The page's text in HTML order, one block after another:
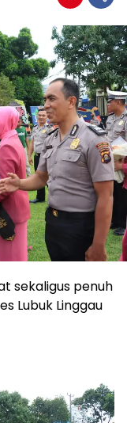
sekaligus penuh
Lubuk Linggau